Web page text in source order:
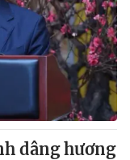
dâng hương